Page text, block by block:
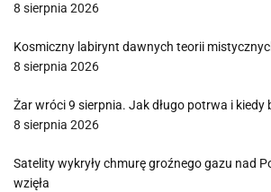
8 sierpnia 2026
Kosmiczny labirynt dawnych teorii
8 sierpnia 2026
Żar wróci 9 sierpnia. Jak długo potrwa i kiedy
8 sierpnia 2026
Satelity wykryły chmurę groźnego gazu nad
wzięła